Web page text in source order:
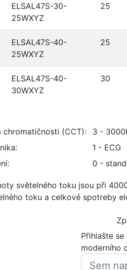
ELSAL47S-30-
25WXYZ
25
ELSAL47S-40-
25WXYZ
25
ELSAL47S-40-
30WXYZ
30
chromatičnosti (CCT):
3 -
1 - ECG
: 0 -
světelného toku jsou při
toku a celkové spotreby
Přihlašte
moderního